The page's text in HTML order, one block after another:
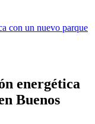
con un nuevo parque
energética
Buenos